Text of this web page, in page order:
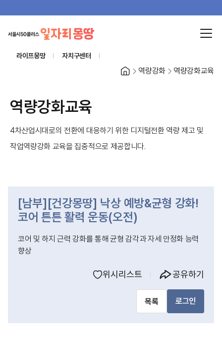
라이프몽땅 자치구센터
홈 역량강화 역량강화교육
역량강화교육
4차산업시대로의 전환에 대응하기 위한 디지털전환 역량 제고 및
작업역량강화 교육을 집중적으로 제공합니다.
[남부][건강몽땅] 낙상 예방&균형 강화!
코어 튼튼 활력 운동(오전)
코어 및 하지 근력 강화를 통해 균형 감각과 자세 안정화 능력
향상
위시리스트 공유하기
목록 로그인